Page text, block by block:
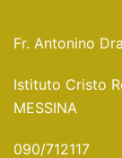
Fr. Antonino
Istituto Cristo
MESSINA
090/712117